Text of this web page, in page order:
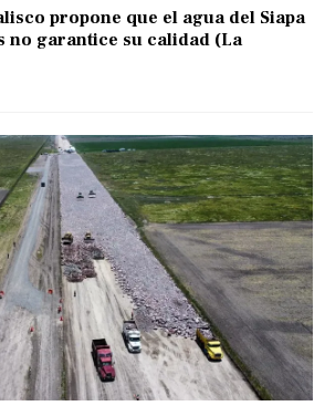
propone que el agua del Siapa
no garantice su calidad (La